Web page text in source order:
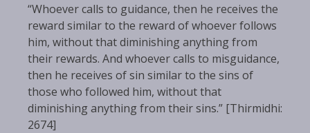
“Whoever calls to guidance, then he receives the
reward similar to the reward of whoever follows
him, without that diminishing anything from
their rewards. And whoever calls to misguidance,
then he receives of sin similar to the sins of
those who followed him, without that
diminishing anything from their sins.” [Thirmidhi:
2674]